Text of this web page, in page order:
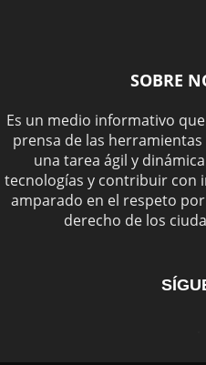
SOBRE
Es un medio informativo
prensa de las
una tarea ágil y
tecnologías y contribuir con
amparado en el respeto
derecho de los